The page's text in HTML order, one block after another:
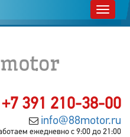
+7 391 210-38-00
info@88motor.ru
ежедневно с 9:00 до 21:00